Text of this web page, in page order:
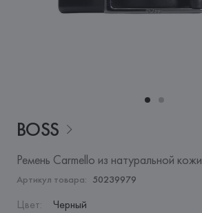
BOSS
Ремень Carmello из натуральной кожи
Артикул товара: 50239979
Цвет: Черный